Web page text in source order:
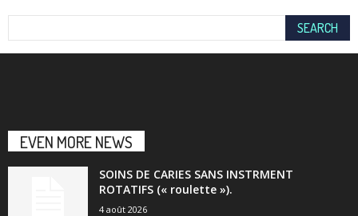
EVEN MORE NEWS
SOINS DE CARIES SANS INSTRMENT
ROTATIFS (« roulette »).
4 août 2026